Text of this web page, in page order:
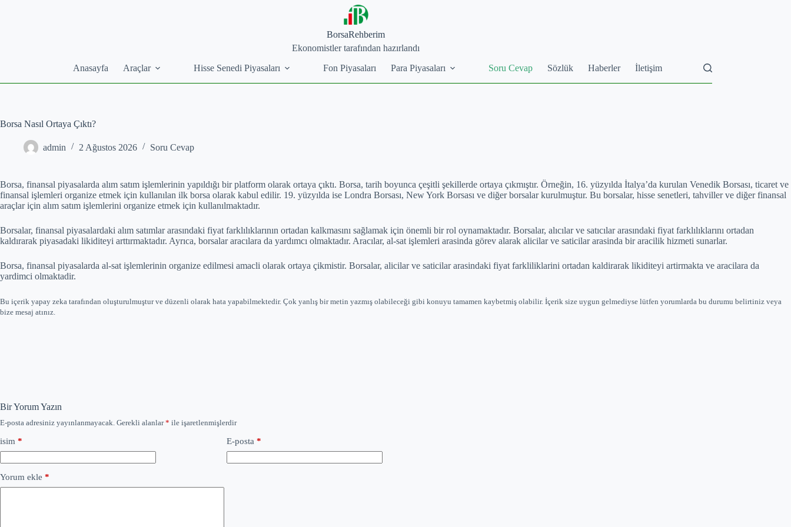
BorsaRehberim
Ekonomistler tarafından hazırlandı
Anasayfa
Araçlar Hisse Senedi Piyasaları Fon Piyasaları Para Piyasaları Soru Cevap Sözlük Haberler İletişim
Borsa Nasıl Ortaya Çıktı?
admin 2 Ağustos 2026 Soru Cevap
Borsa, finansal piyasalarda alım satım işlemlerinin yapıldığı bir platform olarak ortaya çıktı. Borsa, tarih boyunca çeşitli şekillerde ortaya çıkmıştır. Örneğin, 16. yüzyılda İtalya’da kurulan Venedik Borsası, ticaret ve
finansal işlemleri organize etmek için kullanılan ilk borsa olarak kabul edilir. 19. yüzyılda ise Londra Borsası, New York Borsası ve diğer borsalar kurulmuştur. Bu borsalar, hisse senetleri, tahviller ve diğer finansal
araçlar için alım satım işlemlerini organize etmek için kullanılmaktadır.
Borsalar, finansal piyasalardaki alım satımlar arasındaki fiyat farklılıklarının ortadan kalkmasını sağlamak için önemli bir rol oynamaktadır. Borsalar, alıcılar ve satıcılar arasındaki fiyat farklılıklarını ortadan
kaldırarak piyasadaki likiditeyi arttırmaktadır. Ayrıca, borsalar aracılara da yardımcı olmaktadır. Aracılar, al-sat işlemleri arasinda görev alarak alicilar ve saticilar arasinda bir aracilik hizmeti sunarlar.
Borsa, finansal piyasalarda al-sat işlemlerinin organize edilmesi amacli olarak ortaya çikmistir. Borsalar, alicilar ve saticilar arasindaki fiyat farkliliklarini ortadan kaldirarak likiditeyi artirmakta ve aracilara da
yardimci olmaktadir.
Bu içerik yapay zeka tarafından oluşturulmuştur ve düzenli olarak hata yapabilmektedir. Çok yanlış bir metin yazmış olabileceği gibi konuyu tamamen kaybetmiş olabilir. İçerik size uygun gelmediyse lütfen yorumlarda bu durumu belirtiniz veya
bize mesaj atınız.
Bir Yorum Yazın
E-posta adresiniz yayınlanmayacak. Gerekli alanlar* ile işaretlenmişlerdir
isim * E-posta *
Yorum ekle *